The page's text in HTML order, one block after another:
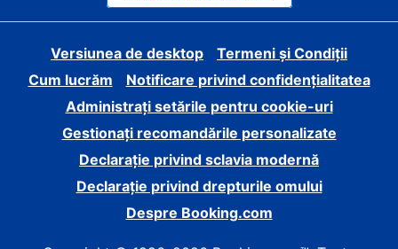
Versiunea de desktop
Termeni și Condiții
Cum lucrăm
Notificare privind confidențialitatea
Administrați setările pentru cookie-uri
Gestionați recomandările personalizate
Declarație privind sclavia modernă
Declarație privind drepturile omului
Despre Booking.com